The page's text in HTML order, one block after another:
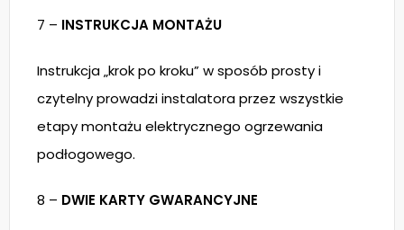
7 – INSTRUKCJA MONTAŻU
Instrukcja „krok po kroku” w sposób prosty i
czytelny prowadzi instalatora przez wszystkie
etapy montażu elektrycznego ogrzewania
podłogowego.
8 – DWIE KARTY GWARANCYJNE